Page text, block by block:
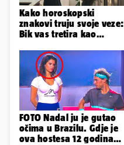
Kako horoskopski
znakovi truju svoje veze:
Bik vas tretira kao
ugovor
FOTO Nadal ju je gutao
očima u Brazilu. Gdje je
ova hostesa 12 godina